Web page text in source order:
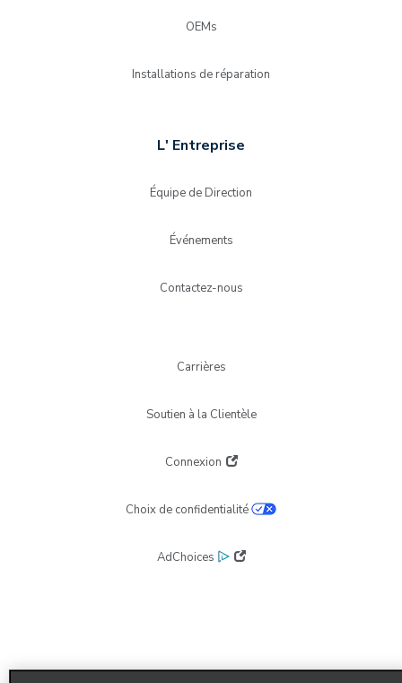
OEMs
Installations de réparation
L' Entreprise
Équipe de Direction
Événements
Contactez-nous
Carrières
Soutien à la Clientèle
Connexion
Choix de confidentialité
AdChoices
FR